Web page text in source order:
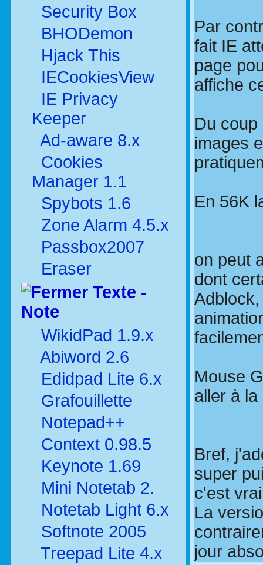
Security Box
BHODemon
Hjack This
IECookiesView
IE Privacy
Keeper
Ad-aware 8.x
Cookies
Manager 1.1
Spybots 1.6
Zone Alarm 4.5.x
Passbox2007
Eraser
Texte -
Note
WikidPad 1.9.x
Abiword 2.6
Edidpad Lite 6.x
Grafouillette
Notepad++
Context 0.98.5
Keynote 1.69
Mini Notetab 2.
Notetab Light 6.x
Softnote 2005
Treepad Lite 4.x
Par
fait IE
page
affiche
Du
images
En 56K
o­n peut
dont
Mouse
aller à
Bref,
super
c'est
La
jour